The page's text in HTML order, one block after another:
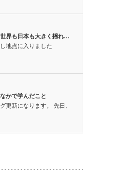
界も日本も大きく揺れ…
地点に入りました
かで学んだこと
更新になります。 先日、